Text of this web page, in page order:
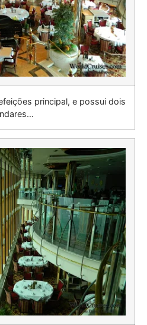
principal, e possui dois